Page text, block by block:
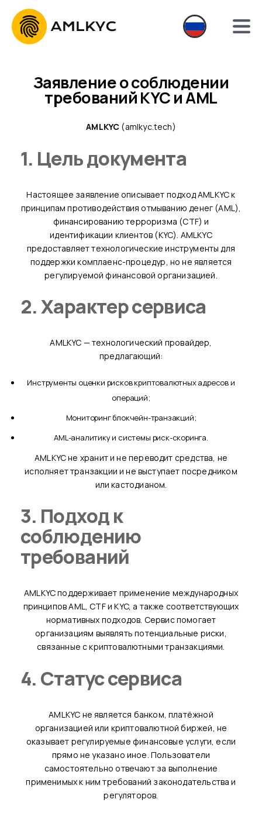
Заявление о соблюдении
требований KYC и AML
AMLKYC (amlkyc.tech)
1. Цель документа
Настоящее заявление описывает подход AMLKYC к
принципам противодействия отмыванию денег (AML),
финансированию терроризма (CTF) и
идентификации клиентов (KYC). AMLKYC
предоставляет технологические инструменты для
поддержки комплаенс-процедур, но не является
регулируемой финансовой организацией.
2. Характер сервиса
AMLKYC — технологический провайдер,
предлагающий:
инструменты оценки рисков криптовалютных адресов и
операций;
мониторинг блокчейн-транзакций;
AML-аналитику и системы риск-скоринга.
AMLKYC не хранит и не переводит средства, не
исполняет транзакции и не выступает посредником
или кастодианом.
3. Подход к
соблюдению
требований
AMLKYC поддерживает применение международных
принципов AML, CTF и KYC, а также соответствующих
нормативных подходов. Сервис помогает
организациям выявлять потенциальные риски,
связанные с криптовалютными транзакциями.
4. Статус сервиса
AMLKYC не является банком, платёжной
организацией или криптовалютной биржей, не
оказывает регулируемые финансовые услуги, если
прямо не указано иное. Пользователи
самостоятельно отвечают за выполнение
применимых к ним требований законодательства и
регуляторов.